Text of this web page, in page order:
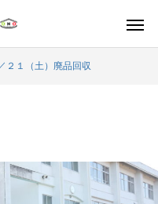
２１（土）廃品回収